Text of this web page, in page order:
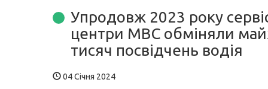
Упродовж 2023 року
центри МВС обміняли
тисяч посвідчень водія
04 Січня 2024